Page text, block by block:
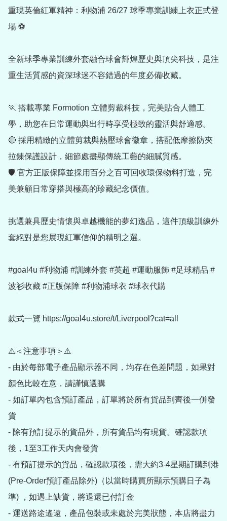
重現英倫紅軍精神：利物浦 26/27 球季專業訓練上衣正式登
場 ⚽
全新球季專業訓練外套融合球會輝煌歷史與頂尖科技，是注
重生活質感的資深球迷不容錯過的年度必備收藏。
🏃 搭載專業 Formotion 立體剪裁科技，完美貼合人體工
學，助您在日常運動與出行時享受極致的靈活與舒適感。
🔴 採用精緻的立體剪裁與熱壓球會徽章，搭配低摩擦防夾
拉鍊保護設計，細節處盡顯傳統工藝的細膩質感。
🛡️ 官方正版保障並採用百分之百可回收環保物料打造，完
美兼顧日常穿搭與極高的珍藏紀念價值。
挑選兼具歷史情懷與卓越機能的夢幻逸品，這件頂級訓練外
套絕對是您展現紅軍信仰的精明之選。
#goal4u #利物浦 #訓練外套 #英超 #運動服飾 #足球精品 #
波衫收藏 #正版保障 #利物浦球衣 #球衣代購
款式一覽 https://goal4u.store/t/Liverpool?cat=all
⚠＜注意事項＞⚠
- 由於每部電子產品顯示器不同，均存在色差問題，如果對
顏色比較在意，請謹慎選購
- 如訂單內包含預訂產品，訂單將於所有貨品到齊後一併發
貨
- 除有預訂提示的貨品外，所有貨品均有現貨。確認款項
後，1至3工作天內會發貨
- 有預訂提示的貨品，確認款項後，需大約3-4星期訂購到港
(Pre-Order預訂產品除外)（以當時購買所顯示預購日子為
準) ，如遇上缺貨，將退還已付訂金
- 運送路途遙遠，產品包裝或未處於完美狀態，本店將盡力